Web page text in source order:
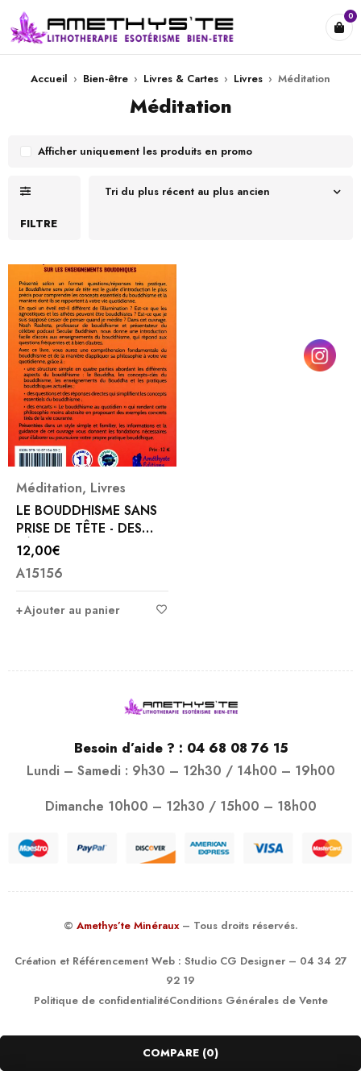
0
Accueil › Bien-être › Livres & Cartes › Livres › Méditation
Méditation
FILTRE
Tri du plus récent au plus ancien
Afficher uniquement les produits en promo
Méditation, Livres
LE BOUDDHISME SANS
PRISE DE TÊTE - DES
RÉPONSES CLAIRES AUX
QUESTIONS
12,00€
A15156
Ajouter au panier
Besoin d’aide ? : 04 68 08 76 15
Lundi – Samedi : 9h30 – 12h30 / 14h00 – 19h00
Dimanche 10h00 – 12h30 / 15h00 – 18h00
© Amethys’te Minéraux – Tous droits réservés.
Création et Référencement Web : Studio CG Designer– 04 34 27
92 19
Politique de confidentialitéConditions Générales de Vente
COMPARE (0)